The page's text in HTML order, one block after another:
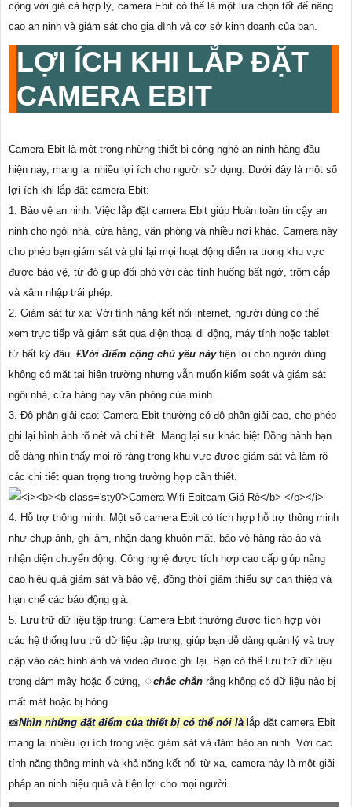
cộng với giá cả hợp lý, camera Ebit có thể là một lựa chọn tốt để nâng
cao an ninh và giám sát cho gia đình và cơ sở kinh doanh của bạn.
LỢI ÍCH KHI LẮP ĐẶT
CAMERA EBIT
Camera Ebit là một trong những thiết bị công nghệ an ninh hàng đầu
hiện nay, mang lại nhiều lợi ích cho người sử dụng. Dưới đây là một số
lợi ích khi lắp đặt camera Ebit:
1. Bảo vệ an ninh: Việc lắp đặt camera Ebit giúp Hoàn toàn tin cậy an
ninh cho ngôi nhà, cửa hàng, văn phòng và nhiều nơi khác. Camera này
cho phép bạn giám sát và ghi lại mọi hoạt động diễn ra trong khu vực
được bảo vệ, từ đó giúp đối phó với các tình huống bất ngờ, trộm cắp
và xâm nhập trái phép.
2. Giám sát từ xa: Với tính năng kết nối internet, người dùng có thể
xem trực tiếp và giám sát qua điện thoại di động, máy tính hoặc tablet
từ bất kỳ đâu. ₤Với điểm cộng chủ yếu nàytiện lợi cho người dùng
không có mặt tại hiện trường nhưng vẫn muốn kiểm soát và giám sát
ngôi nhà, cửa hàng hay văn phòng của mình.
3. Độ phân giải cao: Camera Ebit thường có độ phân giải cao, cho phép
ghi lại hình ảnh rõ nét và chi tiết. Mang lại sự khác biệt Đồng hành bạn
dễ dàng nhìn thấy mọi rõ ràng trong khu vực được giám sát và làm rõ
các chi tiết quan trọng trong trường hợp cần thiết.
4. Hỗ trợ thông minh: Một số camera Ebit có tích hợp hỗ trợ thông minh
như chụp ảnh, ghi âm, nhận dạng khuôn mặt, bảo vệ hàng rào ảo và
nhận diện chuyển động. Công nghệ được tích hợp cao cấp giúp nâng
cao hiệu quả giám sát và bảo vệ, đồng thời giảm thiểu sự can thiệp và
hạn chế các báo động giả.
5. Lưu trữ dữ liệu tập trung: Camera Ebit thường được tích hợp với
các hệ thống lưu trữ dữ liệu tập trung, giúp bạn dễ dàng quản lý và truy
cập vào các hình ảnh và video được ghi lại. Bạn có thể lưu trữ dữ liệu
trong đám mây hoặc ổ cứng, ♢chắc chắn rằng không có dữ liệu nào bị
mất mát hoặc bị hỏng.
📸Nhìn những đặt điểm của thiết bị có thể nói là lắp đặt camera Ebit
mang lại nhiều lợi ích trong việc giám sát và đảm bảo an ninh. Với các
tính năng thông minh và khả năng kết nối từ xa, camera này là một giải
pháp an ninh hiệu quả và tiện lợi cho mọi người.